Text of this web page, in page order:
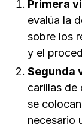
Primera
evalúa la
sobre los
y el
Segunda
carillas de
se
necesario